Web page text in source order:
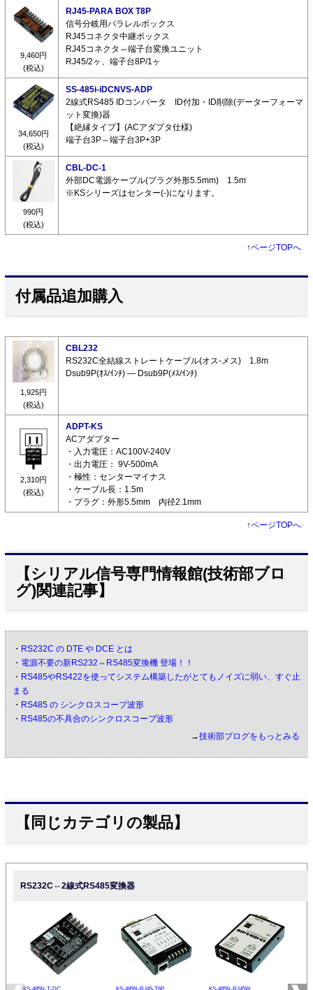
9,460円
(税込)
RJ45-PARA BOX T8P
信号分岐用パラレルボックス
RJ45コネクタ中継ボックス
RJ45コネクタ⇔端子台変換ユニット
RJ45/2ヶ、端子台8P/1ヶ
34,650円
(税込)
SS-485i-iDCNVS-ADP
2線式RS485 IDコンバータ ID付加・ID削除(データーフォーマ
ット変換)器
【絶縁タイプ】(ACアダプタ仕様)
端子台3P⇔端子台3P+3P
990円
(税込)
CBL-DC-1
外部DC電源ケーブル(プラグ外形5.5mm) 1.5m
※KSシリーズはセンター(-)になります。
↑ページTOPへ
付属品追加購入
1,925円
(税込)
CBL232
RS232C全結線ストレートケーブル(オス-メス) 1.8m
Dsub9P(ｵｽ/ｲﾝﾁ) ― Dsub9P(ﾒｽ/ｲﾝﾁ)
2,310円
(税込)
ADPT-KS
ACアダプター
・入力電圧：AC100V-240V
・出力電圧： 9V-500mA
・極性：センターマイナス
・ケーブル長：1.5m
・プラグ：外形5.5mm 内径2.1mm
↑ページTOPへ
【シリアル信号専門情報館(技術部ブロ
グ)関連記事】
・ RS232C の DTE や DCE とは
・ 電源不要の新RS232⇔RS485変換機 登場！！
・ RS485やRS422を使ってシステム構築したがとてもノイズに弱い、すぐ止
まる
・ RS485 の シンクロスコープ波形
・ RS485の不具合のシンクロスコープ波形
→技術部ブログをもっとみる
【同じカテゴリの製品】
RS232C⇔2線式RS485変換器